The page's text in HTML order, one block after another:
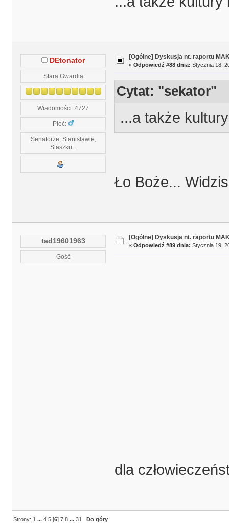
DEtonator
Stara Gwardia
Wiadomości: 4727
Płeć:
Senatorze, Stanisławie,
Staszku...
[Ogólne] Dyskusja nt. raportu
« Odpowiedź #88 dnia: Stycznia 18,
Cytat: "sekator"
...a także
Ło Boże...
tad19601963
Gość
[Ogólne] Dyskusja nt. raportu
« Odpowiedź #89 dnia: Stycznia 19,
dla
Strony: 1 ...4 5 [6]7 8 ...31 Do góry